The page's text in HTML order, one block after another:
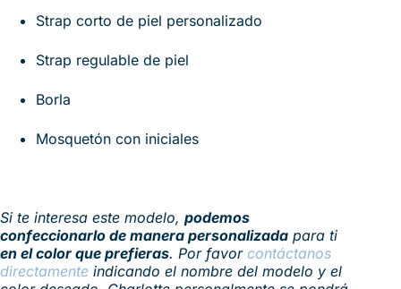
Strap corto de piel personalizado
Strap regulable de piel
Borla
Mosquetón con iniciales
Si te interesa este modelo, podemos
confeccionarlo de manera personalizada para ti
en el color que prefieras. Por favor contáctanos
directamente indicando el nombre del modelo y el